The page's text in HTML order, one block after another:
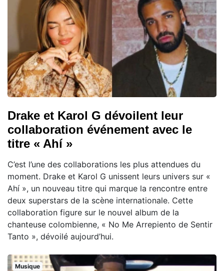
Drake et Karol G dévoilent leur
collaboration événement avec le
titre « Ahí »
C’est l’une des collaborations les plus attendues du
moment. Drake et Karol G unissent leurs univers sur «
Ahí », un nouveau titre qui marque la rencontre entre
deux superstars de la scène internationale. Cette
collaboration figure sur le nouvel album de la
chanteuse colombienne, « No Me Arrepiento de Sentir
Tanto », dévoilé aujourd’hui.
Musique